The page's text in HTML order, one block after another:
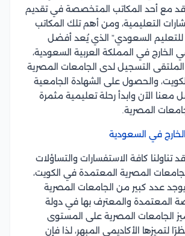
مع أحد المكاتب المتخصصة في تقديم
التعليمية، ومن أهم تلك المكاتب
السعودي” الذي يُعد أفضل
الخارج في المملكة العربية السعودية،
التسجيل لدى الجامعات المصرية
والحصول على الشهادة الجامعية
معنا الآن وابدأ رحلة تعليمية مثمرة
المصرية.
في السعودية
تناولنا كافة الاستفسارات والتساؤلات
المصرية المعتمدة في الكويت،
يوجد عدد كبير من الجامعات المصرية
المعتمدة والمعترف بها في دولة
الجامعات المصرية على المستوى
لتميزها الأكاديمي المبهر، لذا فإن